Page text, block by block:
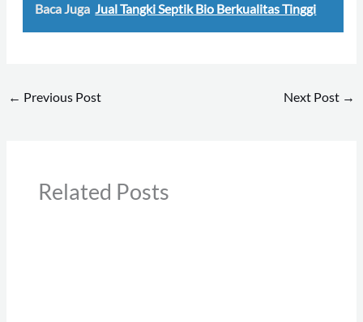
Baca Juga Jual Tangki Septik Bio Berkualitas Tinggi
← Previous Post Next Post →
Related Posts